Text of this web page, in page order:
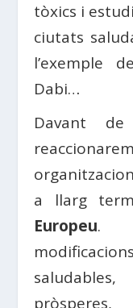
tòxics i
ciutats
l’exemple
Dabi…
Davant
a llarg
Europeu.